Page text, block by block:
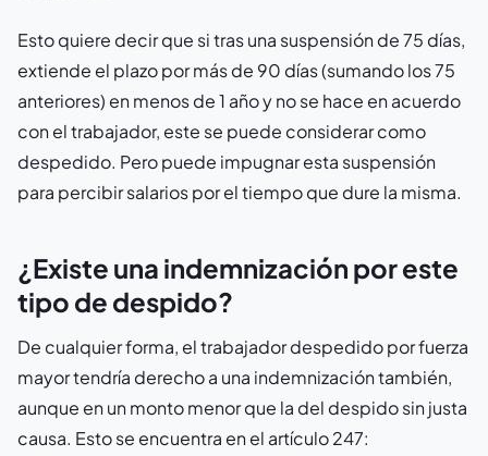
Esto quiere decir que si tras una suspensión de 75 días,
extiende el plazo por más de 90 días (sumando los 75
anteriores) en menos de 1 año y no se hace en acuerdo
con el trabajador, este se puede considerar como
despedido. Pero puede impugnar esta suspensión
para percibir salarios por el tiempo que dure la misma.
¿Existe una indemnización por este
tipo de despido?
De cualquier forma, el trabajador despedido por fuerza
mayor tendría derecho a una indemnización también,
aunque en un monto menor que la del despido sin justa
causa. Esto se encuentra en el artículo 247: